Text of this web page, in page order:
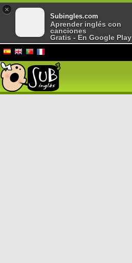
×
Subingles.com
Aprender inglés con
canciones
Gratis - En Google Play